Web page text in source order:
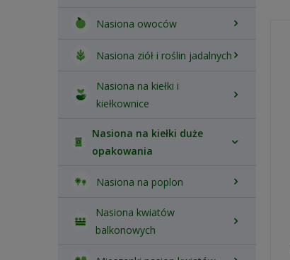
Nasiona owoców
Nasiona ziół i roślin jadalnych
Nasiona na kiełki i
kiełkownice
Nasiona na kiełki duże
opakowania
Nasiona na poplon
Nasiona kwiatów
balkonowych